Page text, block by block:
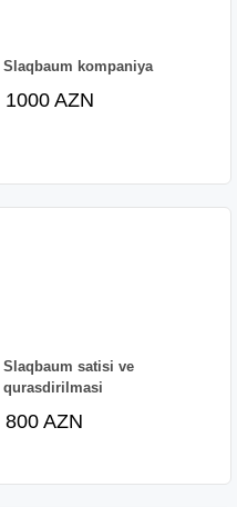
Slaqbaum kompaniya
1000 AZN
Slaqbaum satisi ve
qurasdirilmasi
800 AZN